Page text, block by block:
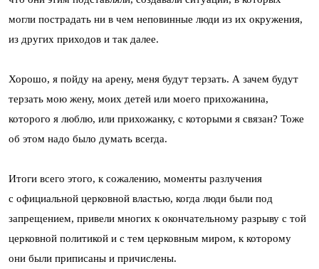
могли пострадать ни в чем неповинные люди из их окружения,
из других приходов и так далее.
Хорошо, я пойду на арену, меня будут терзать. А зачем будут
терзать мою жену, моих детей или моего прихожанина,
которого я люблю, или прихожанку, с которыми я связан? Тоже
об этом надо было думать всегда.
Итоги всего этого, к сожалению, моменты разлучения
с официальной церковной властью, когда люди были под
запрещением, привели многих к окончательному разрыву с той
церковной политикой и с тем церковным миром, к которому
они были приписаны и причислены.